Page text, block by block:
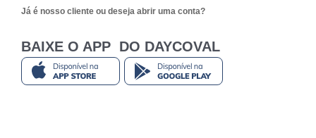
o
k
b
g
a
m
d
n
Já é nosso cliente ou deseja abrir uma conta?
BAIXE O APP DO DAYCOVAL